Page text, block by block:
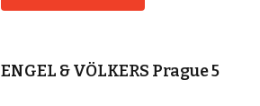
ENGEL & VÖLKERS Prague 5